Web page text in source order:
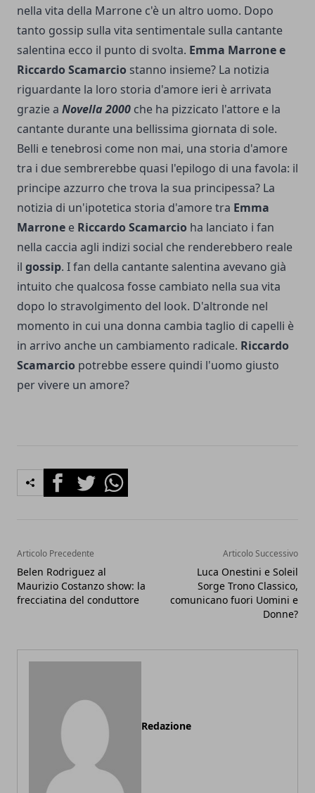
nella vita della Marrone c'è un altro uomo. Dopo
tanto gossip sulla vita sentimentale sulla cantante
salentina ecco il punto di svolta. Emma Marrone e
Riccardo Scamarcio stanno insieme? La notizia
riguardante la loro storia d'amore ieri è arrivata
grazie a Novella 2000 che ha pizzicato l'attore e la
cantante durante una bellissima giornata di sole.
Belli e tenebrosi come non mai, una storia d'amore
tra i due sembrerebbe quasi l'epilogo di una favola: il
principe azzurro che trova la sua principessa? La
notizia di un'ipotetica storia d'amore tra Emma
Marrone e Riccardo Scamarcio ha lanciato i fan
nella caccia agli indizi social che renderebbero reale
il gossip. I fan della cantante salentina avevano già
intuito che qualcosa fosse cambiato nella sua vita
dopo lo stravolgimento del look. D'altronde nel
momento in cui una donna cambia taglio di capelli è
in arrivo anche un cambiamento radicale. Riccardo
Scamarcio potrebbe essere quindi l'uomo giusto
per vivere un amore?
FacebookTwitterWhatsapp
Articolo Precedente
Belen Rodriguez al
Maurizio Costanzo show: la
frecciatina del conduttore
Articolo Successivo
Luca Onestini e Soleil
Sorge Trono Classico,
comunicano fuori Uomini e
Donne?
Redazione